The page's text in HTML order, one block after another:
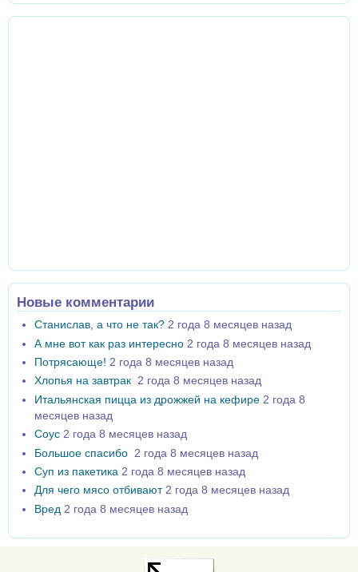
Новые комментарии
Станислав, а что не так? 2 года 8 месяцев назад
А мне вот как раз интересно 2 года 8 месяцев назад
Потрясающе! 2 года 8 месяцев назад
Хлопья на завтрак 2 года 8 месяцев назад
Итальянская пицца из дрожжей на кефире 2 года 8
месяцев назад
Соус 2 года 8 месяцев назад
Большое спасибо 2 года 8 месяцев назад
Суп из пакетика 2 года 8 месяцев назад
Для чего мясо отбивают 2 года 8 месяцев назад
Вред 2 года 8 месяцев назад